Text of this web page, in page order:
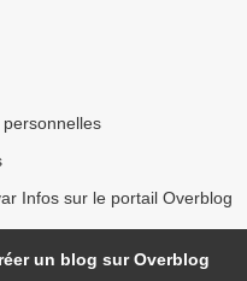
Infos sur le portail Overblog
un blog sur Overblog